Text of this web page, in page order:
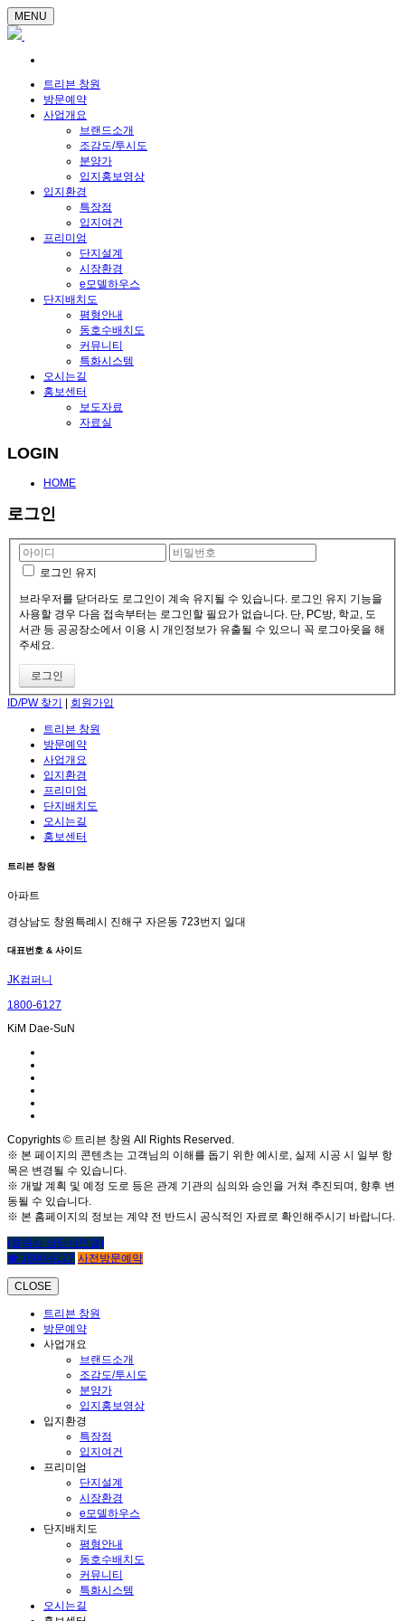
MENU
트리븐 창원
방문예약
사업개요
브랜드소개
조감도/투시도
분양가
입지홍보영상
입지환경
특장점
입지여건
프리미엄
단지설계
시장환경
e모델하우스
단지배치도
평형안내
동호수배치도
커뮤니티
특화시스템
오시는길
홍보센터
보도자료
자료실
LOGIN
HOME
로그인
로그인 유지
브라우저를 닫더라도 로그인이 계속 유지될 수 있습니다. 로그인 유지 기능을
사용할 경우 다음 접속부터는 로그인할 필요가 없습니다. 단, PC방, 학교, 도
서관 등 공공장소에서 이용 시 개인정보가 유출될 수 있으니 꼭 로그아웃을 해
주세요.
ID/PW 찾기 회원가입
트리븐 창원
방문예약
사업개요
입지환경
프리미엄
단지배치도
오시는길
홍보센터
트리븐 창원
아파트
경상남도 창원특례시 진해구 자은동 723번지 일대
대표번호 & 사이드
JK컴퍼니
1800-6127
KiM Dae-SuN
Copyrights © 트리븐 창원 All Rights Reserved.
※ 본 페이지의 콘텐츠는 고객님의 이해를 돕기 위한 예시로, 실제 시공 시 일부 항
목은 변경될 수 있습니다.
※ 개발 계획 및 예정 도로 등은 관계 기관의 심의와 승인을 거쳐 추진되며, 향후 변
동될 수 있습니다.
※ 본 홈페이지의 정보는 계약 전 반드시 공식적인 자료로 확인해주시기 바랍니다.
(클릭시 상담사연결)
☎ 1800-6127 사전방문예약
CLOSE
트리븐 창원
방문예약
사업개요
브랜드소개
조감도/투시도
분양가
입지홍보영상
입지환경
특장점
입지여건
프리미엄
단지설계
시장환경
e모델하우스
단지배치도
평형안내
동호수배치도
커뮤니티
특화시스템
오시는길